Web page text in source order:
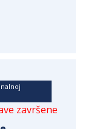
završene